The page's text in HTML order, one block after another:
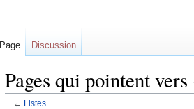
Pages qui pointent
← Listes
Page Discussion